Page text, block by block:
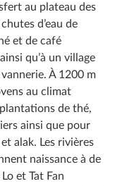
au plateau des
d’eau de
et de café
qu’à un village
À 1200 m
au climat
de thé,
ainsi que pour
alak. Les rivières
naissance à de
et Tat Fan